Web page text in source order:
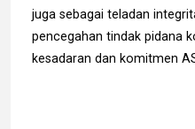
juga sebagai teladan
pencegahan tindak pidana
kesadaran dan komitmen